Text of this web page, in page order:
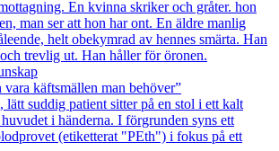
vara käftsmällen man behöver”